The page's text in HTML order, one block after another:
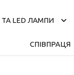
ТА LED ЛАМПИ
СПІВПРАЦЯ